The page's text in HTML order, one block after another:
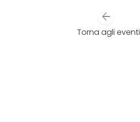
arrow_back
Torna agli eventi